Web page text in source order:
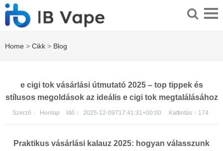
Home > Cikk > Blog
e cigi tok vásárlási útmutató 2025 – top tippek és
stílusos megoldások az ideális e cigi tok megtalálásához
Szerző： Honlap Idő： 2025-12-09T17:41:31+00:00 Kattintás： 174
Praktikus vásárlási kalauz 2025: hogyan válasszunk